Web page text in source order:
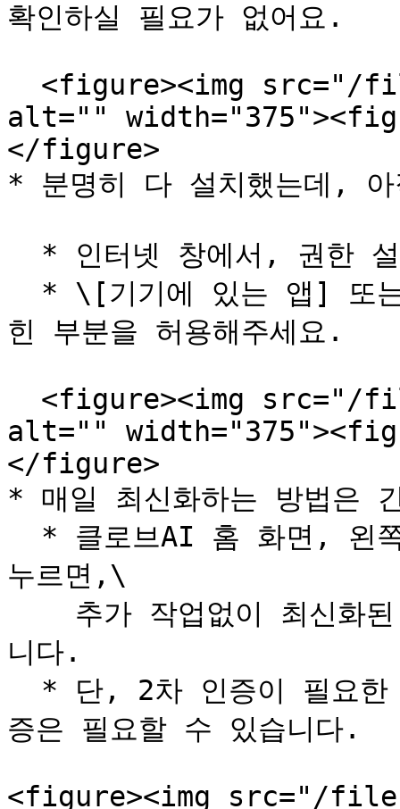
확인하실 필요가 없어요.
alt=""
</figure>
* 분명히 다 설치했는데,
힌 부분을 허용해주세요.
alt=""
</figure>
* 매일 최신화하는 방법은
누르면,\
니다.
증은 필요할 수 있습니다.
<figure><img src="/